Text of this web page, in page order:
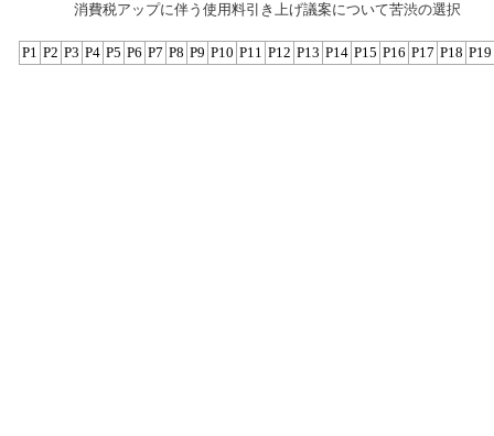
消費税アップに伴う使用料引き上げ議案について苦渋の選択
P1 P2 P3 P4 P5 P6 P7 P8 P9 P10 P11 P12 P13 P14 P15 P16 P17 P18 P19